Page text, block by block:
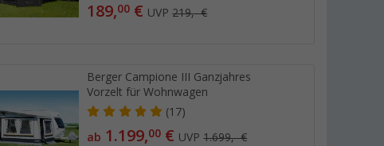
189,00 € UVP219,- €
Berger Campione III Ganzjahres
Vorzelt für Wohnwagen
(17)
ab 1.199,00 € UVP1.699,- €